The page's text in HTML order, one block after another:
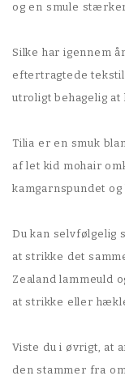
og en smule
Silke har igennem
eftertragtede
utroligt behagelig at
Tilia er en smuk
af let kid mohair
kamgarnspundet
Du kan selvfølgelig
at strikke det
Zealand lammeuld
at strikke eller
Viste du i øvrigt, at
den stammer fra